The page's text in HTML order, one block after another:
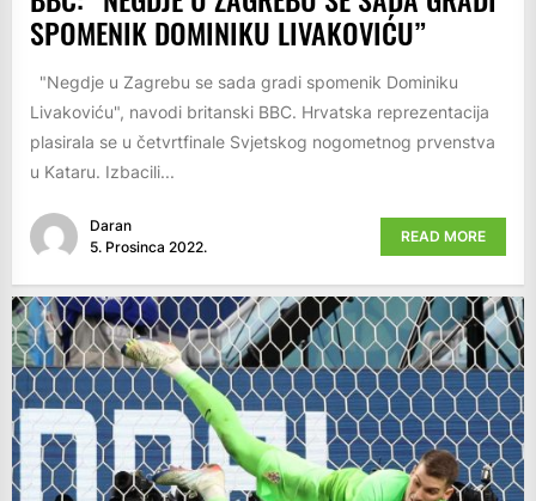
SPOMENIK DOMINIKU LIVAKOVIĆU”
"Negdje u Zagrebu se sada gradi spomenik Dominiku
Livakoviću", navodi britanski BBC. Hrvatska reprezentacija
plasirala se u četvrtfinale Svjetskog nogometnog prvenstva
u Kataru. Izbacili...
Daran
5. Prosinca 2022.
READ MORE